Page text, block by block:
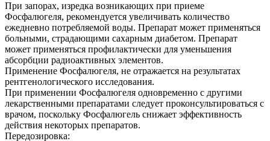
При запорах, изредка возникающих при приеме
Фосфалюгеля, рекомендуется увеличивать количество
ежедневно потребляемой воды. Препарат может применяться
больными, страдающими сахарным диабетом. Препарат
может применяться профилактически для уменьшения
абсорбции радиоактивных элементов.
Применение Фосфалюгеля, не отражается на результатах
рентгенологического исследования.
При применении Фосфалюгеля одновременно с другими
лекарственными препаратами следует проконсультироваться с
врачом, поскольку Фосфалюгель снижает эффективность
действия некоторых препаратов.
Передозировка: